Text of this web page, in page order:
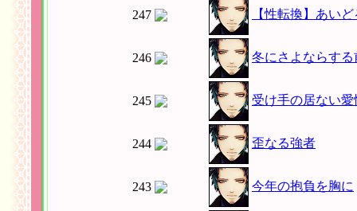
247 【性転換】あい
246 冬にさよならする
245 受け手の居ない愛
244 歪なる強者
243 今年の抱負を胸に